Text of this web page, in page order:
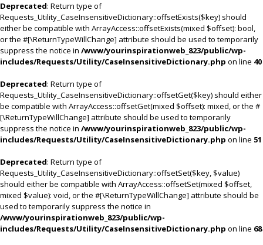
Deprecated: Return type of
Requests_Utility_CaseInsensitiveDictionary::offsetExists($key) should
either be compatible with ArrayAccess::offsetExists(mixed $offset): bool,
or the #[\ReturnTypeWillChange] attribute should be used to temporarily
suppress the notice in /www/yourinspirationweb_823/public/wp-
includes/Requests/Utility/CaseInsensitiveDictionary.php on line 40
Deprecated: Return type of
Requests_Utility_CaseInsensitiveDictionary::offsetGet($key) should either
be compatible with ArrayAccess::offsetGet(mixed $offset): mixed, or the #
[\ReturnTypeWillChange] attribute should be used to temporarily
suppress the notice in /www/yourinspirationweb_823/public/wp-
includes/Requests/Utility/CaseInsensitiveDictionary.php on line 51
Deprecated: Return type of
Requests_Utility_CaseInsensitiveDictionary::offsetSet($key, $value)
should either be compatible with ArrayAccess::offsetSet(mixed $offset,
mixed $value): void, or the #[\ReturnTypeWillChange] attribute should be
used to temporarily suppress the notice in
/www/yourinspirationweb_823/public/wp-
includes/Requests/Utility/CaseInsensitiveDictionary.php on line 68